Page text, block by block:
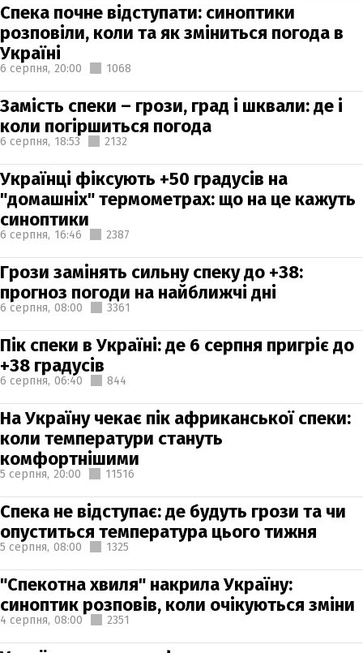
Спека почне відступати: синоптики
розповіли, коли та як зміниться погода в
Україні
6 серпня, 20:00 1068
Замість спеки – грози, град і шквали: де і
коли погіршиться погода
6 серпня, 18:53 2132
Українці фіксують +50 градусів на
"домашніх" термометрах: що на це кажуть
синоптики
6 серпня, 16:46 2387
Грози замінять сильну спеку до +38:
прогноз погоди на найближчі дні
6 серпня, 08:00 3361
Пік спеки в Україні: де 6 серпня пригріє до
+38 градусів
6 серпня, 06:40 844
На Україну чекає пік африканської спеки:
коли температури стануть
комфортнішими
5 серпня, 20:00 11516
Спека не відступає: де будуть грози та чи
опуститься температура цього тижня
5 серпня, 08:00 1325
"Спекотна хвиля" накрила Україну:
синоптик розповів, коли очікуються зміни
4 серпня, 08:00 2351